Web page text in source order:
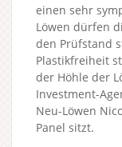
einen sehr
Löwen dürfen
den Prüfstand
Plastikfreiheit
der Höhle der
Investment-
Neu-Löwen
Panel sitzt.